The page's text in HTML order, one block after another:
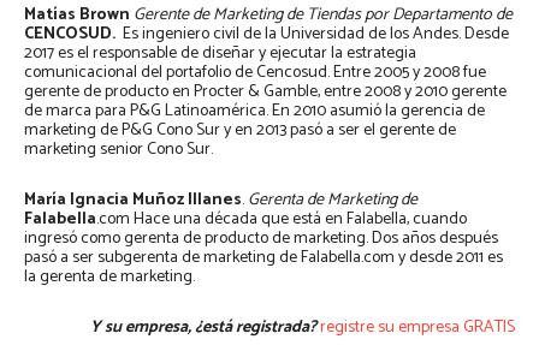
Matías Brown Gerente de Marketing de Tiendas por Departamento de
CENCOSUD. Es ingeniero civil de la Universidad de los Andes. Desde
2017 es el responsable de diseñar y ejecutar la estrategia
comunicacional del portafolio de Cencosud. Entre 2005 y 2008 fue
gerente de producto en Procter & Gamble, entre 2008 y 2010 gerente
de marca para P&G Latinoamérica. En 2010 asumió la gerencia de
marketing de P&G Cono Sur y en 2013 pasó a ser el gerente de
marketing senior Cono Sur.
María Ignacia Muñoz Illanes.Gerenta de Marketing de
Falabella.com Hace una década que está en Falabella, cuando
ingresó como gerenta de producto de marketing. Dos años después
pasó a ser subgerenta de marketing de Falabella.com y desde 2011 es
la gerenta de marketing.
Y su empresa, ¿está registrada?registre su empresa GRATIS